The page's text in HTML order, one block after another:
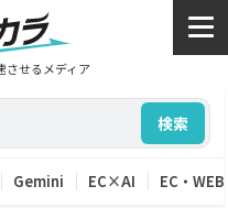
させるメディア
検索
Gemini EC×AI EC・WEB